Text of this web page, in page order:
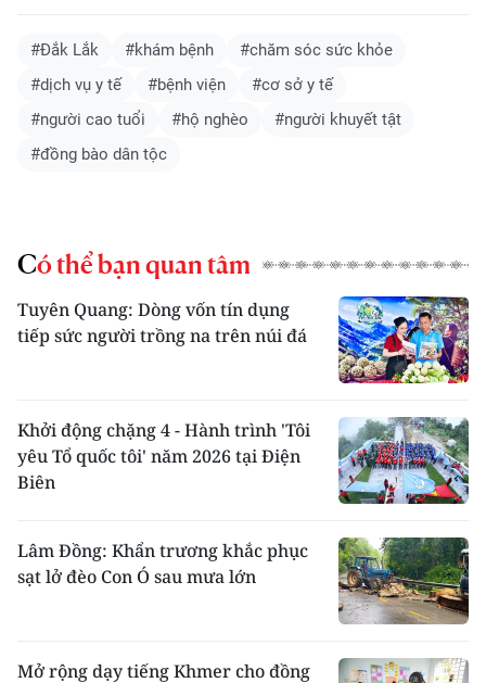
#Đắk Lắk #khám bệnh
#chăm sóc sức khỏe
#dịch vụ y tế
#bệnh viện
#cơ sở y tế
#người cao tuổi
#hộ nghèo
#người khuyết tật
#đồng bào dân tộc
Có thể bạn quan tâm
Tuyên Quang: Dòng vốn tín dụng
tiếp sức người trồng na trên núi đá
Khởi động chặng 4 - Hành trình 'Tôi
yêu Tổ quốc tôi' năm 2026 tại Điện
Biên
Lâm Đồng: Khẩn trương khắc phục
sạt lở đèo Con Ó sau mưa lớn
Mở rộng dạy tiếng Khmer cho đồng